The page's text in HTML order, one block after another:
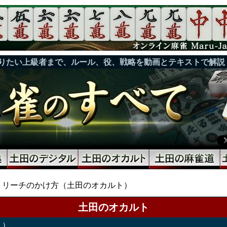
たい上級者まで、ルール、役、戦略を動画とテキストで解説
リーチのかけ方（土田のオカルト）
土田のオカルト